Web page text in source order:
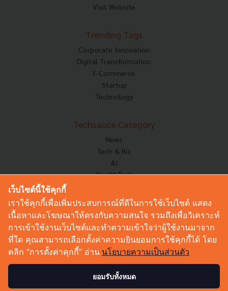
Visit Website
Trending Tags
Corporate Innovation
Digital Transformation
E-Commerce
Startup
Technology
Techsauce Category
News
Tech & Biz
AI
HealthTech
Corp Innov
Saucy Thoughts
Sustainable
Videos
Podcast
เว็บไซต์นี้ใช้คุกกี้
เราใช้คุกกี้เพื่อเพิ่มประสบการณ์ที่ดีในการใช้เว็บไซต์ แสดง
เนื้อหาและโฆษณาให้ตรงกับความสนใจ รวมถึงเพื่อวิเคราะห์
การเข้าใช้งานเว็บไซต์และทำความเข้าใจว่าผู้ใช้งานมาจาก
ที่ใด คุณสามารถเลือกตั้งค่าความยินยอมการใช้คุกกี้ได้ โดย
คลิก “การตั้งค่าคุกกี้” อ่าน นโยบายความเป็นส่วนตัว
ยอมรับทั้งหมด